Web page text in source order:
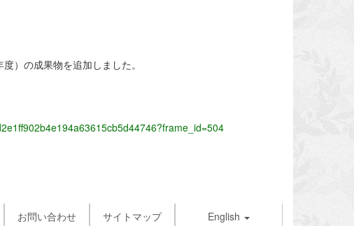
）の成果物を追加しました。
お問い合わせ サイトマップ English